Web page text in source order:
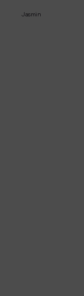
Jasmin